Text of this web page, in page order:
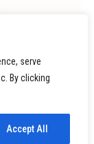
serve
By clicking
Accept All